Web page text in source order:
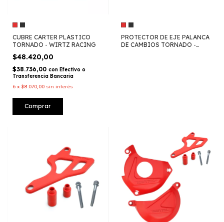
CUBRE CARTER PLASTICO
TORNADO - WIRTZ RACING
$48.420,00
$38.736,00 con Efectivo o
Transferencia Bancaria
6 x $8.070,00 sin interés
Comprar
PROTECTOR DE EJE PALANCA
DE CAMBIOS TORNADO -